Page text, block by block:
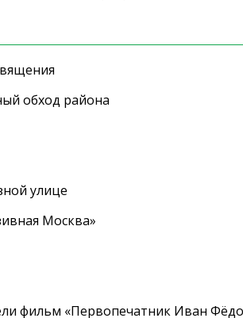
обход района
улице
Москва»
фильм «Первопечатник Иван